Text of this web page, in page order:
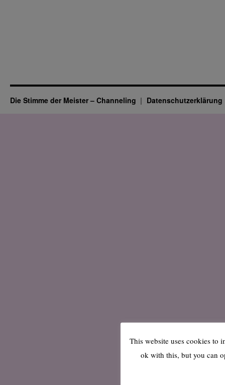
Die Stimme der Meister – Channeling Datenschutz­erklärung
This website uses cookies to
ok with this, but you can